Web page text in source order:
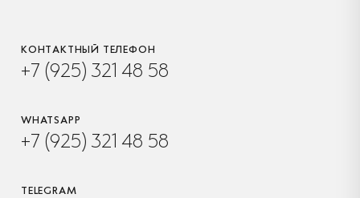
КОНТАКТНЫЙ ТЕЛЕФОН
+7 (925) 321 48 58
WHATSAPP
+7 (925) 321 48 58
TELEGRAM